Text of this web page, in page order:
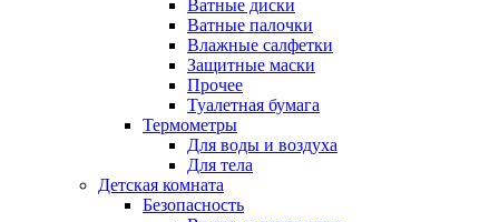
Ватные диски
Ватные палочки
Влажные салфетки
Защитные маски
Прочее
Туалетная бумага
Термометры
Для воды и воздуха
Для тела
Детская комната
Безопасность